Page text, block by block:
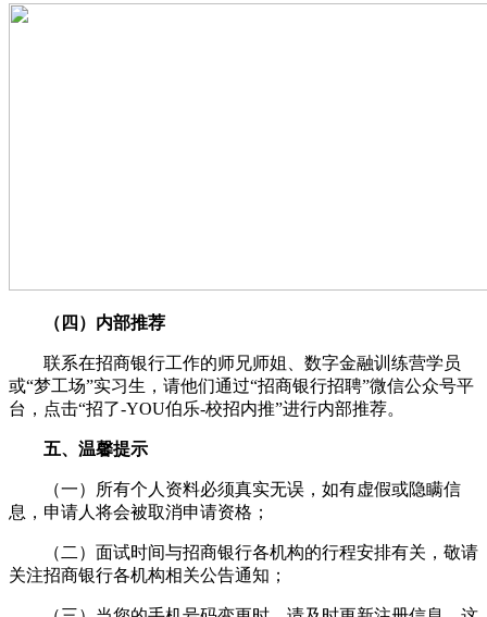
（四）内部推荐
联系在招商银行工作的师兄师姐、数字金融训练营学员
或“梦工场”实习生，请他们通过“招商银行招聘”微信公众号平
台，点击“招了-YOU伯乐-校招内推”进行内部推荐。
五、温馨提示
（一）所有个人资料必须真实无误，如有虚假或隐瞒信
息，申请人将会被取消申请资格；
（二）面试时间与招商银行各机构的行程安排有关，敬请
关注招商银行各机构相关公告通知；